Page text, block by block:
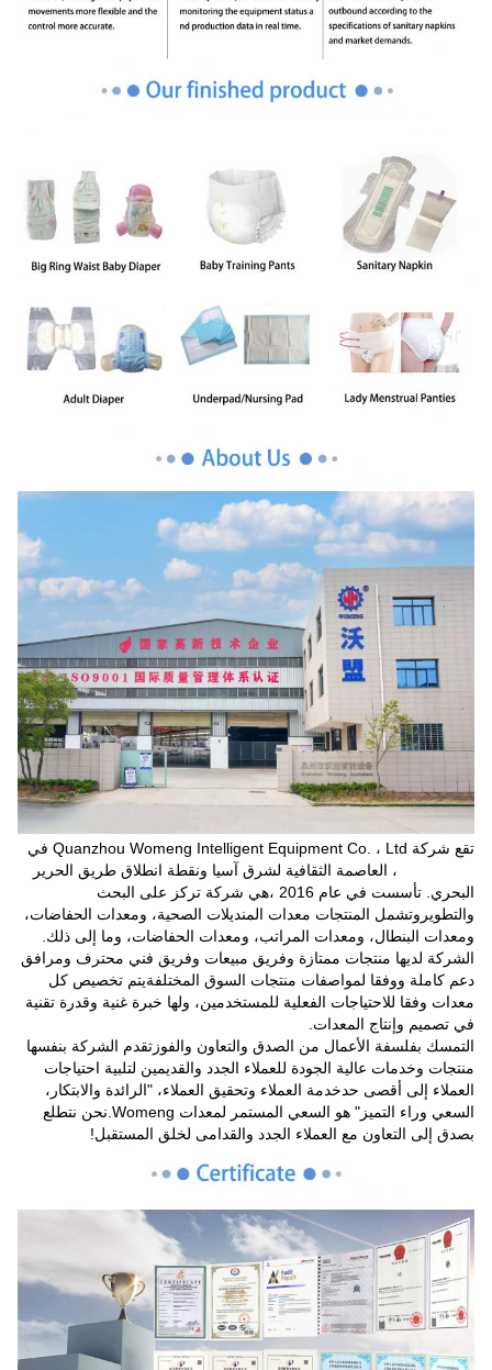
تقع شركة Quanzhou Womeng Intelligent Equipment Co. ، Ltd في
Quanzhou ، العاصمة الثقافية لشرق آسيا ونقطة انطلاق طريق الحرير
البحري. تأسست في عام 2016 ،هي شركة تركز على البحث
والتطويروتشمل المنتجات معدات المنديلات الصحية، ومعدات الحفاضات،
ومعدات البنطال، ومعدات المراتب، ومعدات الحفاضات، وما إلى ذلك.
الشركة لديها منتجات ممتازة وفريق مبيعات وفريق فني محترف ومرافق
دعم كاملة ووفقا لمواصفات منتجات السوق المختلفةيتم تخصيص كل
معدات وفقا للاحتياجات الفعلية للمستخدمين، ولها خبرة غنية وقدرة تقنية
في تصميم وإنتاج المعدات.
التمسك بفلسفة الأعمال من الصدق والتعاون والفوزتقدم الشركة بنفسها
منتجات وخدمات عالية الجودة للعملاء الجدد والقديمين لتلبية احتياجات
العملاء إلى أقصى حدخدمة العملاء وتحقيق العملاء، "الرائدة والابتكار،
السعي وراء التميز" هو السعي المستمر لمعدات Womeng.نحن نتطلع
بصدق إلى التعاون مع العملاء الجدد والقدامى لخلق المستقبل!